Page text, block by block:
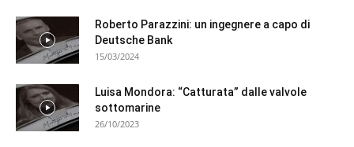
Roberto Parazzini: un ingegnere a capo di
Deutsche Bank
15/03/2024
Luisa Mondora: “Catturata” dalle valvole
sottomarine
26/10/2023